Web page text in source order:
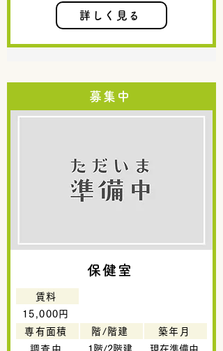
詳しく見る
保健室
築年月
調査中
1階/2階建
15,000円
現在準備中
募集中
階/階建
専有面積
賃料